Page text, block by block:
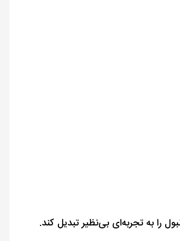
را به تجربه‌ای بی‌نظیر تبدیل کند.